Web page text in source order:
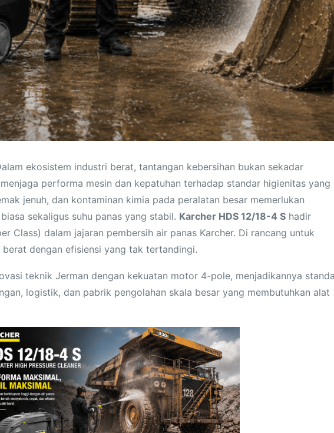
ekosistem industri berat, tantangan kebersihan bukan sekadar
performa mesin dan kepatuhan terhadap standar higienitas yang
jenuh, dan kontaminan kimia pada peralatan besar memerlukan
sekaligus suhu panas yang stabil. Karcher HDS 12/18-4 S hadir
Class) dalam jajaran pembersih air panas Karcher. Di rancang untuk
dengan efisiensi yang tak tertandingi.
teknik Jerman dengan kekuatan motor 4-pole, menjadikannya
logistik, dan pabrik pengolahan skala besar yang membutuhkan alat